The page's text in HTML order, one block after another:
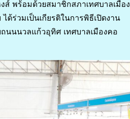
พร้อมด้วยสมาชิกสภาเทศบาลเมือง
ร่วมเป็นเกียรติในการพิธีเปิดงาน
นนนวลแก้วอุทิศ เทศบาลเมืองคอ